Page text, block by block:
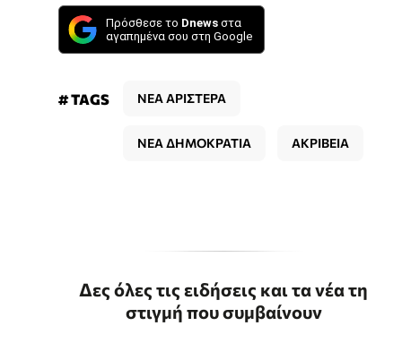
Πρόσθεσε το Dnews στα
αγαπημένα σου στη Google
# TAGS ΝΕΑ ΑΡΙΣΤΕΡΑ
ΝΕΑ ΔΗΜΟΚΡΑΤΙΑ ΑΚΡΙΒΕΙΑ
Δες όλες τις ειδήσεις και τα νέα τη
στιγμή που συμβαίνουν